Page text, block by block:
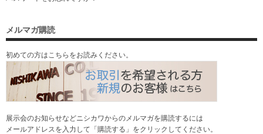
メルマガ購読
初めての方はこちらをお読みください。
展示会のお知らせなどニシカワからのメルマガを購読するには
メールアドレスを入力して「購読する」をクリックしてください。